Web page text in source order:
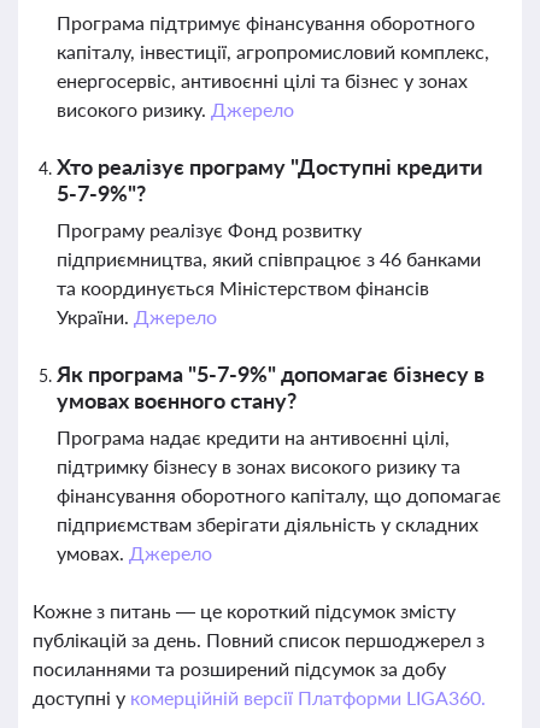
Програма підтримує фінансування оборотного
капіталу, інвестиції, агропромисловий комплекс,
енергосервіс, антивоєнні цілі та бізнес у зонах
високого ризику. Джерело
Хто реалізує програму "Доступні кредити
5-7-9%"?
Програму реалізує Фонд розвитку
підприємництва, який співпрацює з 46 банками
та координується Міністерством фінансів
України. Джерело
Як програма "5-7-9%" допомагає бізнесу в
умовах воєнного стану?
Програма надає кредити на антивоєнні цілі,
підтримку бізнесу в зонах високого ризику та
фінансування оборотного капіталу, що допомагає
підприємствам зберігати діяльність у складних
умовах. Джерело
Кожне з питань — це короткий підсумок змісту
публікацій за день. Повний список першоджерел з
посиланнями та розширений підсумок за добу
доступні у комерційній версії Платформи LIGA360.